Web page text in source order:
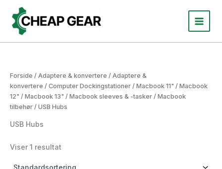
indholdet
Forside / Adaptere & konvertere / Adaptere &
konvertere / Computer Dockingstationer / Macbook 11" / Macbook
12" / Macbook 13" / Macbook sleeves & -tasker / Macbook
tilbehør / USB Hubs
USB Hubs
Viser 1 resultat